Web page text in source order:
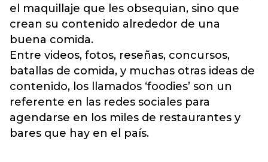
el maquillaje que les obsequian, sino que
crean su contenido alrededor de una
buena comida.
Entre videos, fotos, reseñas, concursos,
batallas de comida, y muchas otras ideas de
contenido, los llamados ‘foodies’ son un
referente en las redes sociales para
agendarse en los miles de restaurantes y
bares que hay en el país.